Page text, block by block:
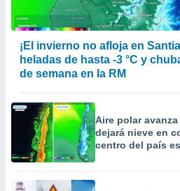
¡El invierno no afloja en
heladas de hasta -3 °C y
de semana en la RM
Aire polar
dejará nieve en
centro del país